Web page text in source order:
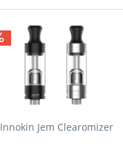
Innokin Jem Clearomizer